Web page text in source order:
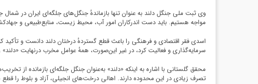
وی ثبت ملی جنگل دلند به عنوان تنها بازماندهٔ جنگل‌های جلگه‌ای ایران در
مواجه هستیم. باید دست اندرکاران امور آب، محیط زیست، منابع‌طبیعی و
اسدی فقر اقتصادی و فرهنگی را باعث قطع گستردهٔ درختان دلند دانست و تأکید
سرمایه‌گذاری و فعالیت کرد، در غیر این‌صورت، همهٔ عوامل مخرب درنهایت
محقق گلستانی با اشاره به اینکه «دلند» به‌عنوان جنگل جلگه‌ای بازمانده از
تصرف زیادی در این محدوده دارند. اهالی درخت‌های انجیلی، آزاد و بلوط را